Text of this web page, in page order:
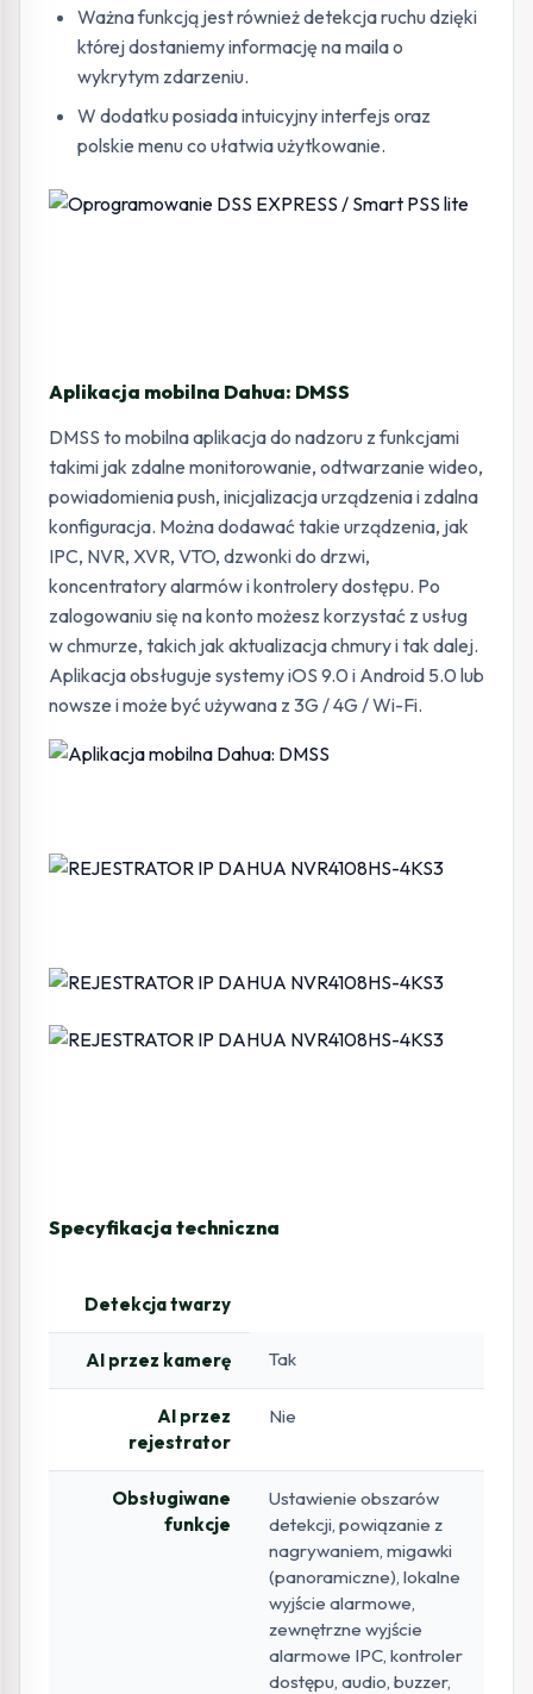
Ważna funkcją jest również detekcja ruchu dzięki
której dostaniemy informację na maila o
wykrytym zdarzeniu.
W dodatku posiada intuicyjny interfejs oraz
polskie menu co ułatwia użytkowanie.
Aplikacja mobilna Dahua: DMSS
DMSS to mobilna aplikacja do nadzoru z funkcjami
takimi jak zdalne monitorowanie, odtwarzanie wideo,
powiadomienia push, inicjalizacja urządzenia i zdalna
konfiguracja. Można dodawać takie urządzenia, jak
IPC, NVR, XVR, VTO, dzwonki do drzwi,
koncentratory alarmów i kontrolery dostępu. Po
zalogowaniu się na konto możesz korzystać z usług
w chmurze, takich jak aktualizacja chmury i tak dalej.
Aplikacja obsługuje systemy iOS 9.0 i Android 5.0 lub
nowsze i może być używana z 3G / 4G / Wi-Fi.
Specyfikacja techniczna
Detekcja twarzy
AI przez kamerę Tak
AI przez
rejestrator
Nie
Obsługiwane
funkcje
Ustawienie obszarów
detekcji, powiązanie z
nagrywaniem, migawki
(panoramiczne), lokalne
wyjście alarmowe,
zewnętrzne wyjście
alarmowe IPC, kontroler
dostępu, audio, buzzer,